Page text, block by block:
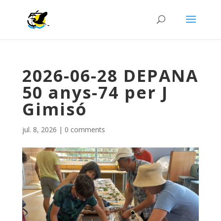
2026-06-28 DEPANA
50 anys-74 per J
Gimisó
jul. 8, 2026 | 0 comments